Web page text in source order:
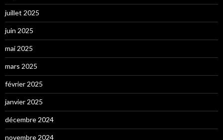
juillet 2025
juin 2025
mai 2025
mars 2025
février 2025
janvier 2025
décembre 2024
novembre 2024